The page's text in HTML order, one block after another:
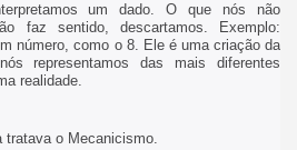
um dado. O que nós não
faz sentido, descartamos. Exemplo:
número, como o 8. Ele é uma criação da
representamos das mais diferentes
realidade.
o Mecanicismo.